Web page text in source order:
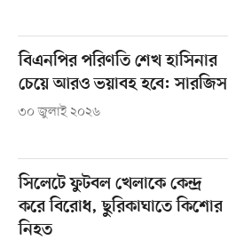
বিএনপির পরিণতি শেখ হাসিনার
চেয়ে আরও ভয়াবহ হবে: সারজিস
৩০ জুলাই ২০২৬
সিলেটে ফুটবল খেলাকে কেন্দ্র
করে বিরোধ, ছুরিকাঘাতে কিশোর
নিহত